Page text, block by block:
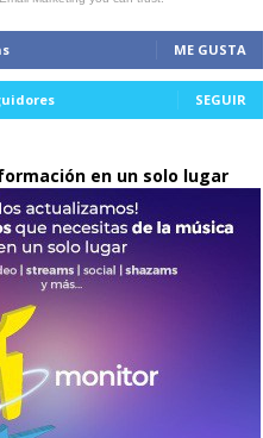
ME GUSTA
SEGUIR
en un solo lugar